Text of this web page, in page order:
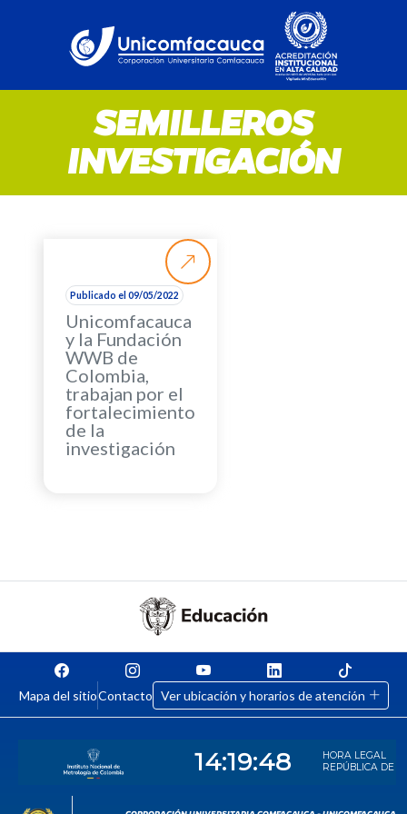
SEMILLEROS
INVESTIGACIÓN
Publicado el 09/05/2022
Unicomfacauca
y la Fundación
WWB de
Colombia,
trabajan por el
fortalecimiento
de la
investigación
Mapa del sitioContacto Ver ubicación y horarios de atención